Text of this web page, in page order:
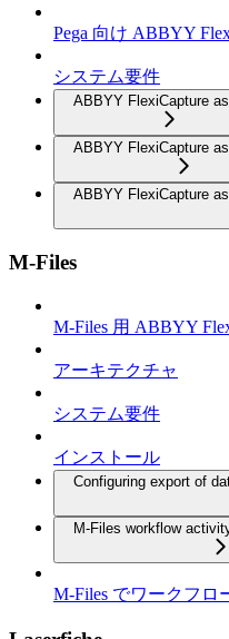
Pega 向け ABBYY
システム要件
ABBYY FlexiCapture
ABBYY FlexiCapture
ABBYY FlexiCapture
M-Files
M-Files 用 ABBYY
アーキテクチャ
システム要件
インストール
Configuring export of
M-Files workflow
M-Files でワークフロ